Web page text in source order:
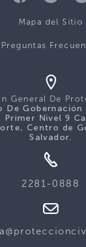
Mapa del Sitio
Preguntas
General De
De Gobernación
Nivel 9
Centro de
Salvador.
2281-0888